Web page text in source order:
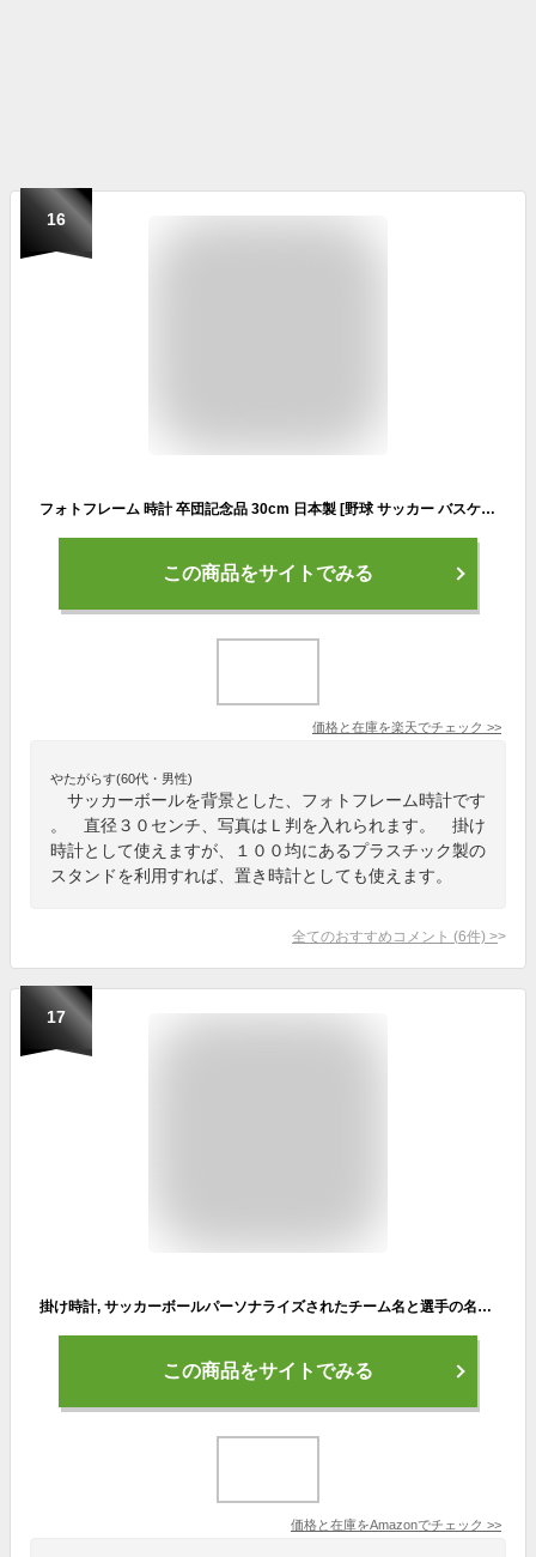
16
フォトフレーム 時計 卒団記念品 30cm 日本製 [野球 サッカー バスケットボール バレーボール][卒部記念品 卒業記念品 卒業祝い 記念品 部活 引退 監督 コーチ 顧問 先生 お礼 プレゼント ギフト 写真立て 置き時計 掛け時計 オリジナル印刷]
この商品をサイトでみる
価格と在庫を楽天でチェック >>
やたがらす(60代・男性)
サッカーボールを背景とした、フォトフレーム時計です
。 直径３０センチ、写真はＬ判を入れられます。 掛け
時計として使えますが、１００均にあるプラスチック製の
スタンドを利用すれば、置き時計としても使えます。
全てのおすすめコメント (6件) >
17
掛け時計, サッカーボールパーソナライズされたチーム名と選手の名前壁掛け時計時計時計モダンなデザインサッカー恋人ファンギフトミュートホロロロジー
この商品をサイトでみる
価格と在庫をAmazonでチェック >>